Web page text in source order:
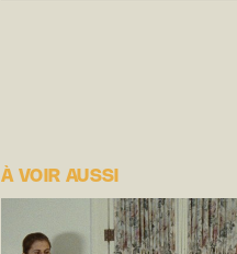
À VOIR AUSSI